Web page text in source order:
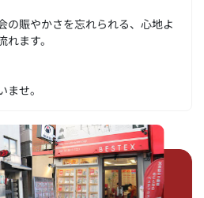
の賑やかさを忘れられる、心地よ
ます。
せ。